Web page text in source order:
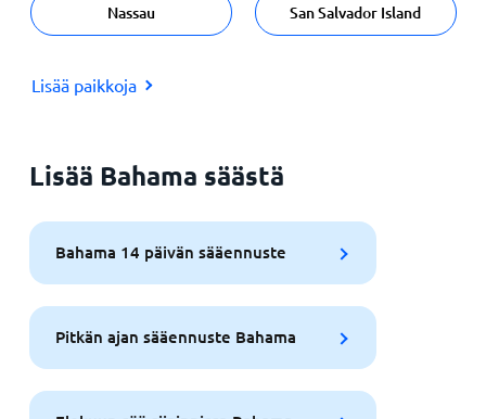
Nassau San Salvador Island
Lisää paikkoja
Lisää Bahama säästä
Bahama 14 päivän sääennuste
Pitkän ajan sääennuste Bahama